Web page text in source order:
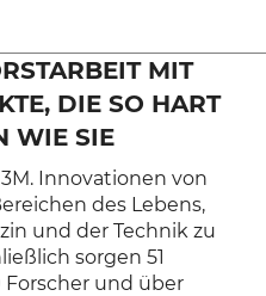
MIT
DIE SO HART
WIE SIE
Innovationen von
des Lebens,
und der Technik zu
sorgen 51
Forscher und über